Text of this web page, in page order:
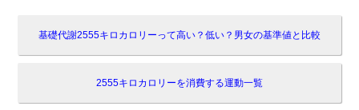
基礎代謝2555キロカロリーって高い？低い？男女の基準値と比較
2555キロカロリーを消費する運動一覧